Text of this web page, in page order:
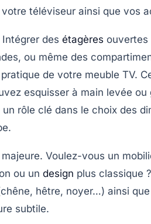
téléviseur ainsi que vos
des étagères ouvertes
ou même des
de votre meuble TV.
esquisser à main levée
rôle clé dans le choix des
Voulez-vous un
ou un design plus classique
hêtre, noyer…) ainsi
subtile.